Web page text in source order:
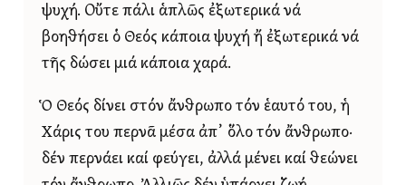
ψυχή. Οὔτε πάλι ἁπλῶς ἐξωτερικά νά
βοηθήσει ὁ Θεός κάποια ψυχή ἤ ἐξωτερικά νά
τῆς δώσει μιά κάποια χαρά.
Ὁ Θεός δίνει στόν ἄνθρωπο τόν ἑαυτό του, ἡ
Χάρις του περνᾶ μέσα ἀπ᾿ ὅλο τόν ἄνθρωπο·
δέν περνάει καί φεύγει, ἀλλά μένει καί θεώνει